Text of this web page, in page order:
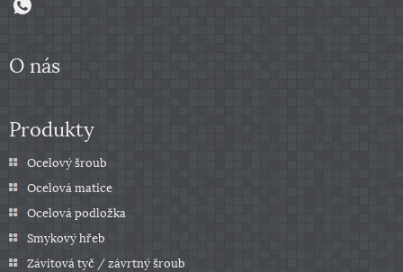
O nás
Produkty
Ocelový šroub
Ocelová matice
Ocelová podložka
Smykový hřeb
Závitová tyč / závrtný šroub